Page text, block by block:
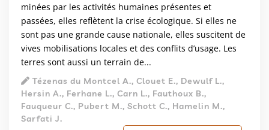
minées par les activités humaines présentes et
passées, elles reflètent la crise écologique. Si elles ne
sont pas une grande cause nationale, elles suscitent de
vives mobilisations locales et des conflits d’usage. Les
terres sont aussi un terrain de...
Tézenas du Montcel A., Clouet E., Dewulf L.,
Hersin A., Ferhane L., Carn L., Fauthoux B.,
Fauqueur C., Pubert M., Schott C., Hamelin M.,
Sarfati J.